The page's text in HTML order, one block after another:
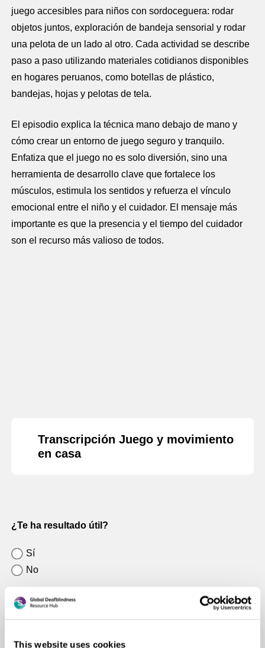
This website uses cookies
juego accesibles para niños con sordoceguera: rodar
objetos juntos, exploración de bandeja sensorial y rodar
una pelota de un lado al otro. Cada actividad se describe
paso a paso utilizando materiales cotidianos disponibles
en hogares peruanos, como botellas de plástico,
bandejas, hojas y pelotas de tela.
El episodio explica la técnica mano debajo de mano y
cómo crear un entorno de juego seguro y tranquilo.
Enfatiza que el juego no es solo diversión, sino una
herramienta de desarrollo clave que fortalece los
músculos, estimula los sentidos y refuerza el vínculo
emocional entre el niño y el cuidador. El mensaje más
importante es que la presencia y el tiempo del cuidador
son el recurso más valioso de todos.
Transcripción Juego y movimiento
en casa
¿Te ha resultado útil?
¿Te
ha
resultado
útil?
Sí
No
¿Algún comentario o sugerencia adicional que le